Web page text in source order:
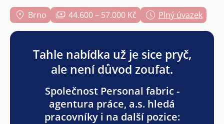
Brno 44.600 – 57.000 Kč Plný úvazek
Tahle nabídka už je sice pryč,
ale není důvod zoufat.
Společnost Personal fabric -
agentura práce, a.s. hledá
pracovníky i na další pozice: